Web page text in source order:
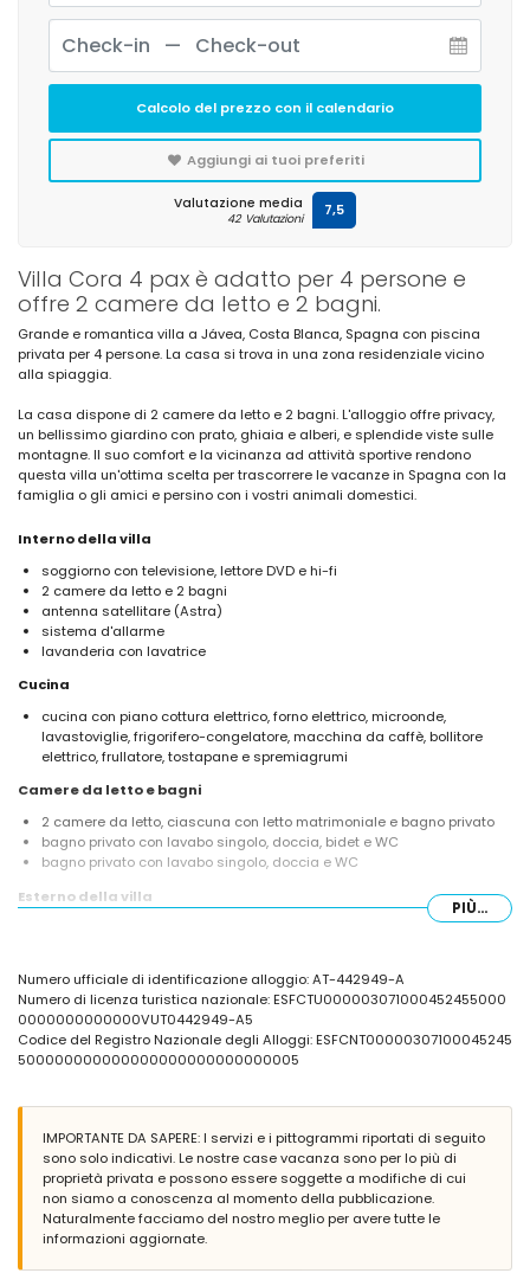
Villa Cora 4 pax è adatto per 4 persone e
offre 2 camere da letto e 2 bagni.
Grande e romantica villa a Jávea, Costa Blanca, Spagna con piscina
privata per 4 persone. La casa si trova in una zona residenziale vicino
alla spiaggia.
La casa dispone di 2 camere da letto e 2 bagni. L'alloggio offre privacy,
un bellissimo giardino con prato, ghiaia e alberi, e splendide viste sulle
montagne. Il suo comfort e la vicinanza ad attività sportive rendono
questa villa un'ottima scelta per trascorrere le vacanze in Spagna con la
famiglia o gli amici e persino con i vostri animali domestici.
Interno della villa
soggiorno con televisione, lettore DVD e hi-fi
2 camere da letto e 2 bagni
antenna satellitare (Astra)
sistema d'allarme
lavanderia con lavatrice
Cucina
cucina con piano cottura elettrico, forno elettrico, microonde,
lavastoviglie, frigorifero-congelatore, macchina da caffè, bollitore
elettrico, frullatore, tostapane e spremiagrumi
Camere da letto e bagni
2 camere da letto, ciascuna con letto matrimoniale e bagno privato
bagno privato con lavabo singolo, doccia, bidet e WC
bagno privato con lavabo singolo, doccia e WC
Esterno della villa
lettini
4 terrazze, di cui 1 coperta
barbecue
doccia esterna
zona salotto all'aperto
terrazza sul tetto
Ulteriori informazioni
città più vicina: Jávea (entro 5 chilometri dalla villa)
spiaggia più vicina: El Arenal, Jávea (entro 10 chilometri dalla villa)
porto più vicino: Porto Aduanas del Mar, Jávea (entro 10 chilometri
dalla villa)
secondo aeroporto più vicino: Valencia (> 100 chilometri)
PIÙ...
Numero ufficiale di identificazione alloggio: AT-442949-A
Numero di licenza turistica nazionale: ESFCTU000003071000452455000
0000000000000VUT0442949-A5
Codice del Registro Nazionale degli Alloggi: ESFCNT00000307100045245
500000000000000000000000000005
IMPORTANTE DA SAPERE: I servizi e i pittogrammi riportati di seguito
sono solo indicativi. Le nostre case vacanza sono per lo più di
proprietà privata e possono essere soggette a modifiche di cui
non siamo a conoscenza al momento della pubblicazione.
Naturalmente facciamo del nostro meglio per avere tutte le
informazioni aggiornate.
Calcolo del prezzo con il calendario
Aggiungi ai tuoi preferiti
Valutazione media
42 Valutazioni 7,5